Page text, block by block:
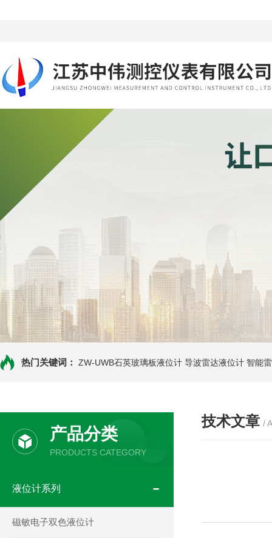
热门关键词： ZW-UWB石英玻璃板液位计 导波雷达液位计 智能
产品分类
PRODUCTS CATEGORY
液位计系列
磁敏电子双色液位计
技术文章 /